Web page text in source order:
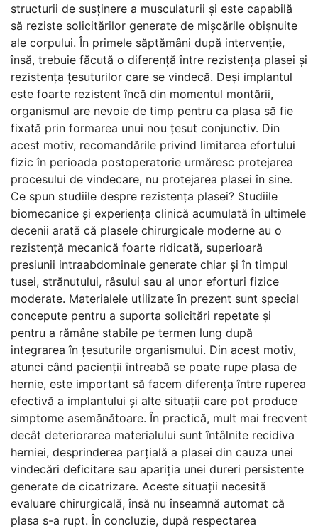
structurii de susținere a musculaturii și este capabilă
să reziste solicitărilor generate de mișcările obișnuite
ale corpului. În primele săptămâni după intervenție,
însă, trebuie făcută o diferență între rezistența plasei și
rezistența țesuturilor care se vindecă. Deși implantul
este foarte rezistent încă din momentul montării,
organismul are nevoie de timp pentru ca plasa să fie
fixată prin formarea unui nou țesut conjunctiv. Din
acest motiv, recomandările privind limitarea efortului
fizic în perioada postoperatorie urmăresc protejarea
procesului de vindecare, nu protejarea plasei în sine.
Ce spun studiile despre rezistența plasei? Studiile
biomecanice și experiența clinică acumulată în ultimele
decenii arată că plasele chirurgicale moderne au o
rezistență mecanică foarte ridicată, superioară
presiunii intraabdominale generate chiar și în timpul
tusei, strănutului, râsului sau al unor eforturi fizice
moderate. Materialele utilizate în prezent sunt special
concepute pentru a suporta solicitări repetate și
pentru a rămâne stabile pe termen lung după
integrarea în țesuturile organismului. Din acest motiv,
atunci când pacienții întreabă se poate rupe plasa de
hernie, este important să facem diferența între ruperea
efectivă a implantului și alte situații care pot produce
simptome asemănătoare. În practică, mult mai frecvent
decât deteriorarea materialului sunt întâlnite recidiva
herniei, desprinderea parțială a plasei din cauza unei
vindecări deficitare sau apariția unei dureri persistente
generate de cicatrizare. Aceste situații necesită
evaluare chirurgicală, însă nu înseamnă automat că
plasa s-a rupt. În concluzie, după respectarea